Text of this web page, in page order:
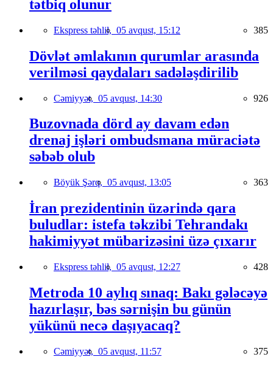
tətbiq olunur
Ekspress təhlil, 05 avqust, 15:12 385
Dövlət əmlakının qurumlar arasında
verilməsi qaydaları sadələşdirilib
Cəmiyyət, 05 avqust, 14:30 926
Buzovnada dörd ay davam edən
drenaj işləri ombudsmana müraciətə
səbəb olub
Böyük Şərq, 05 avqust, 13:05 363
İran prezidentinin üzərində qara
buludlar: istefa təkzibi Tehrandakı
hakimiyyət mübarizəsini üzə çıxarır
Ekspress təhlil, 05 avqust, 12:27 428
Metroda 10 aylıq sınaq: Bakı gələcəyə
hazırlaşır, bəs sərnişin bu günün
yükünü necə daşıyacaq?
Cəmiyyət, 05 avqust, 11:57 375